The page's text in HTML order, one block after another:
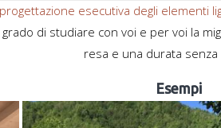
esecutiva degli elementi
di studiare con voi e per voi la
resa e una durata
Esempi